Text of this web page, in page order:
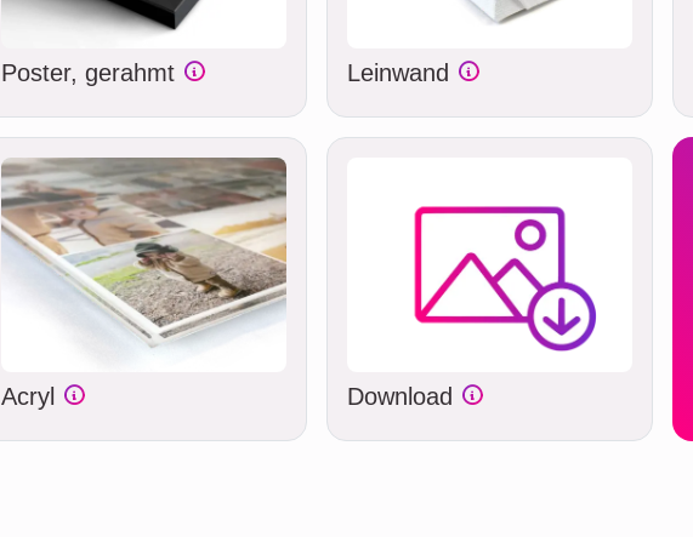
Poster, gerahmt Leinwand
Acryl Download